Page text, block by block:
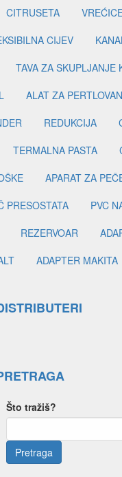
CITRUSETA
CIJEV
TAVA ZA SKUPLJANJE
ALAT ZA
REDUKCIJA
TERMALNA PASTA
APARAT ZA
PRESOSTATA PVC
REZERVOAR
ADAPTER MAKITA
Što tražiš?